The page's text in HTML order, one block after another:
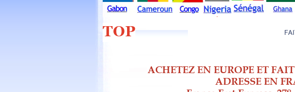
TOP
FAITES
ACHETEZ EN EUROPE ET
ADRESSE EN